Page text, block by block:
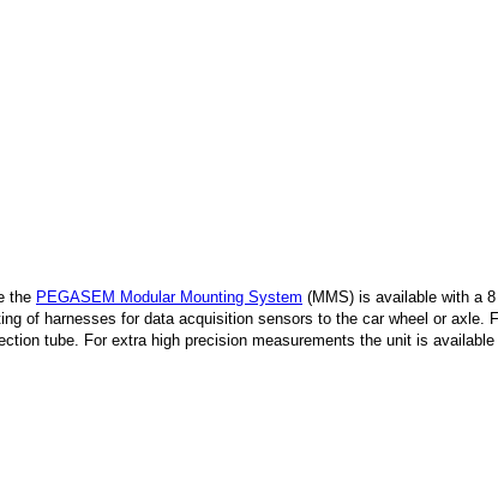
the PEGASEM Modular Mounting System (MMS) is available with a
of harnesses for data acquisition sensors to the car wheel or
tube. For extra high precision measurements the unit is